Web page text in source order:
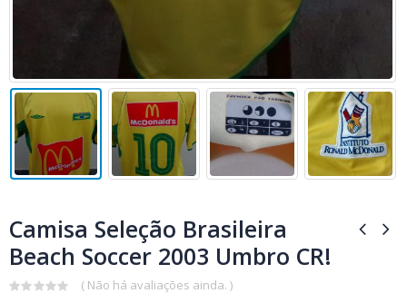
Camisa Seleção Brasileira
Beach Soccer 2003 Umbro CR!
( Não há avaliações ainda. )